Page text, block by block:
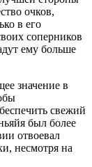
очков,
в его
соперников
ему больше
значение в
свежий
был более
отвоевал
несмотря на